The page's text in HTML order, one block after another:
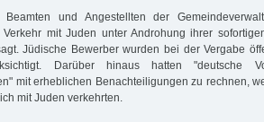
und Angestellten der
Verkehr mit Juden unter Androhung ihrer
Jüdische Bewerber wurden bei der Vergabe
Darüber hinaus hatten "deutsche
mit erheblichen Benachteiligungen zu rechnen,
mit Juden verkehrten.